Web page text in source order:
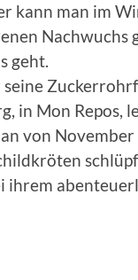
kann man im
Nachwuchs
geht.
in Mon Repos,
von